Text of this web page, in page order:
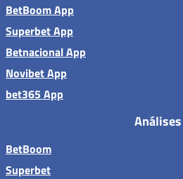
BetBoom App
Superbet App
Betnacional App
Novibet App
bet365 App
Análises
BetBoom
Superbet